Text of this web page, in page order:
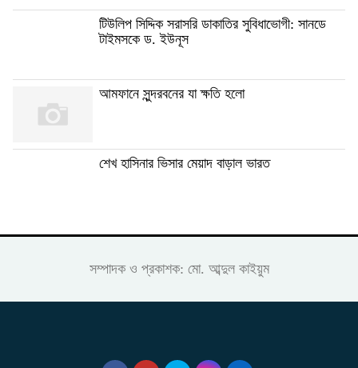
টিউলিপ সিদ্দিক সরাসরি ডাকাতির সুবিধাভোগী: সানডে
টাইমসকে ড. ইউনূস
আমফানে সুন্দরবনের যা ক্ষতি হলো
শেখ হাসিনার ভিসার মেয়াদ বাড়াল ভারত
সম্পাদক ও প্রকাশক: মো. আব্দুল কাইয়ুম